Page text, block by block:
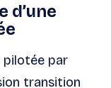
d’une
pilotée par
transition